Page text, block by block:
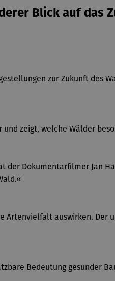
Blick auf das
zur Zukunft des
zeigt, welche Wälder
Dokumentarfilmer Jan
auswirken. Der
Bedeutung gesunder